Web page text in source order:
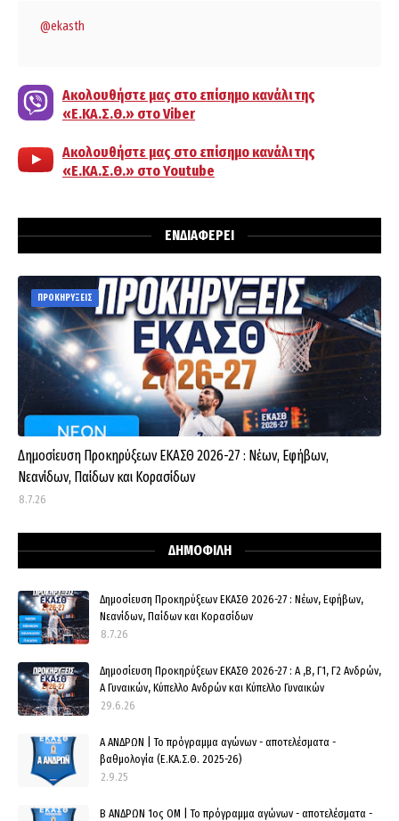
@ekasth
Ακολουθήστε μας στο επίσημο κανάλι της
«Ε.ΚΑ.Σ.Θ.» στο Viber
Ακολουθήστε μας στο επίσημο κανάλι της
«Ε.ΚΑ.Σ.Θ.» στο Youtube
ΕΝΔΙΑΦΕΡΕΙ
ΠΡΟΚΗΡΥΞΕΙΣ
Δημοσίευση Προκηρύξεων ΕΚΑΣΘ 2026-27 : Νέων, Εφήβων,
Νεανίδων, Παίδων και Κορασίδων
8.7.26
ΔΗΜΟΦΙΛΗ
Δημοσίευση Προκηρύξεων ΕΚΑΣΘ 2026-27 : Νέων, Εφήβων,
Νεανίδων, Παίδων και Κορασίδων
8.7.26
Δημοσίευση Προκηρύξεων ΕΚΑΣΘ 2026-27 : Α ,Β, Γ1, Γ2 Ανδρών,
Α Γυναικών, Κύπελλο Ανδρών και Κύπελλο Γυναικών
29.6.26
Α ΑΝΔΡΩΝ | Το πρόγραμμα αγώνων - αποτελέσματα -
βαθμολογία (Ε.ΚΑ.Σ.Θ. 2025-26)
2.9.25
Β ΑΝΔΡΩΝ 1ος ΟΜ | Το πρόγραμμα αγώνων - αποτελέσματα -